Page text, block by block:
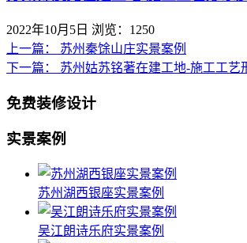
2022年10月5日 浏览：1250
上一篇：
苏州秦馀山庄实景案例
下一篇：
苏州姑苏铭著在建工地-施工工艺
免费装修设计
实景案例
苏州湖西银座实景案例
吴江朗诗乐府实景案例